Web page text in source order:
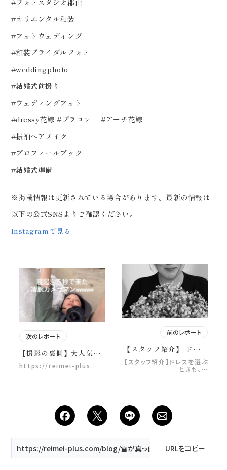
#フォトスタジオ郡山
#オリエンタル和装
#フォトウェディング
#和装ブライダルフォト
#weddingphoto
#結婚式前撮り
#ウェディングフォト
#dressy花嫁 #プラコレ #アーチ花嫁
#振袖ヘアメイク
#プロフィールブック
#結婚式準備
※掲載情報は更新されている場合があります。最新の情報は
以下の公式SNSよりご確認ください。
Instagramで見る
次のレポート
【撮影の裏側】大人気企
画、第2弾！📸 ウエディ
ングフォトの１日は、 通
ずつ心を開いてくれて、
気づけば親友のような関
係になっていたり、 思い
ニングがあったり、 そん
な特別な１日に、 スタッ
https://reimei-plus.…
前のレポート
【スタッフ紹介】 ドレス
を選ぶときも、 メイクを
仕上げる瞬間も—— どち
能士1級、ヘアメイクのプ
ロの岡田さん ReiMei＋
には最強のスタッフが揃
asakura hair make
okada ﹌﹌﹌﹌﹌﹌﹌
﹌﹌﹌﹌﹌﹌﹌ Life is
【スタッフ紹介】ドレスを選ぶ
ときも、…
https://reimei-plus.com/blog/雪が真っ白に広がるゲレンデ。-風
URLをコピー